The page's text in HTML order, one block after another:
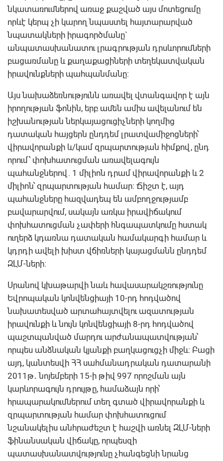
նկատառումներով առաջ քաշված այս մոտեցումը
որևէ կերպ չի կարող նպաստել հայտարարված
նպատակների իրագործմանը`
անպատասխանատու լրագրության դրսևորումների
բացառմանը և քաղաքացիների տեղեկատվական
իրավունքների պահպանմանը։
Այս նախաձեռնությունն առավել վտանգավոր է այն
իրողության ֆոնին, երբ ամեն ամիս ավելանում են
իշխանության ներկայացուցիչների կողմից
դատական հայցերն ընդդեմ լրատվամիջոցների՝
վիրավորանքի և/կամ զրպարտության հիմքով, ընդ
որում՝ փոխհատուցման առավելագույն
պահանջներով. 1 միլիոն դրամ վիրավորանքի և 2
միլիոն՝ զրպարտության համար։ Ճիշտ է, այդ
պահանջները հազվադեպ են ամբողջությամբ
բավարարվում, սակայն առկա իրավիճակում
փոխհատուցման չափերի հնգապատկումը հստակ
ուղերձ կդառնա դատական համակարգի համար և
կդրդի ավելի խիստ վճիռների կայացմանն ընդդեմ
ԶԼՄ-ների։
Սրանով կխաթարվի նաև հավասարակշռությունը
Եվրոպական կոնվենցիայի 10-րդ հոդվածով
նախատեսված արտահայտվելու ազատության
իրավունքի և նույն կոնվենցիայի 8-րդ հոդվածով
պաշտպանված մարդու արժանապատվության՝
որպես անձնական կյանքի բաղկացուցչի միջև։ Բացի
այդ, կանտեսվի ՀՀ սահմանադրական դատարանի
2011թ․ նոյեմբերի 15-ի թիվ 997 որոշման այն
կարևորագույն դրույթը, համաձայն որի՝
հրապարակումներում տեղ գտած վիրավորանքի և
զրպարտության համար փոխհատուցում
նշանակելիս անհրաժեշտ է հաշվի առնել ԶԼՄ-ների
ֆինանսական վիճակը, որպեսզի
պատասխանատվությունը չհանգեցնի նրանց